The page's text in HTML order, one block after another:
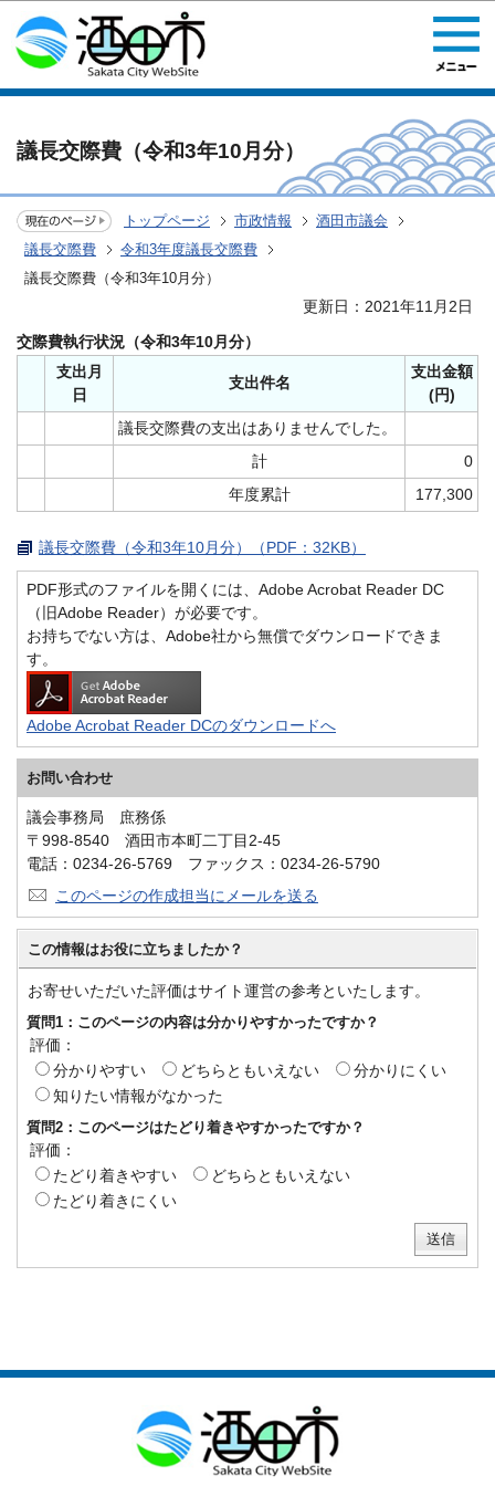
このページの本文へ移動
議長交際費（令和3年10月分）
トップページ 市政情報
酒田市議会
議長交際費
令和3年度議長交際費
議長交際費（令和3年10月分）
更新日：2021年11月2日
交際費執行状況（令和3年10月分）
支出月
日
支出件名
支出金額
(円)
議長交際費の支出はありませんでした。
計
0
年度累計
177,300
議長交際費（令和3年10月分）（PDF：32KB）
PDF形式のファイルを開くには、Adobe Acrobat Reader DC
（旧Adobe Reader）が必要です。
お持ちでない方は、Adobe社から無償でダウンロードできま
す。
Adobe Acrobat Reader DCのダウンロードへ
お問い合わせ
議会事務局 庶務係
〒998-8540 酒田市本町二丁目2-45
電話：0234-26-5769 ファックス：0234-26-5790
このページの作成担当にメールを送る
この情報はお役に立ちましたか？
お寄せいただいた評価はサイト運営の参考といたします。
質問1：このページの内容は分かりやすかったですか？
評価：
分かりやすい
どちらともいえない
分かりにくい
知りたい情報がなかった
質問2：このページはたどり着きやすかったですか？
評価：
たどり着きやすい
どちらともいえない
たどり着きにくい